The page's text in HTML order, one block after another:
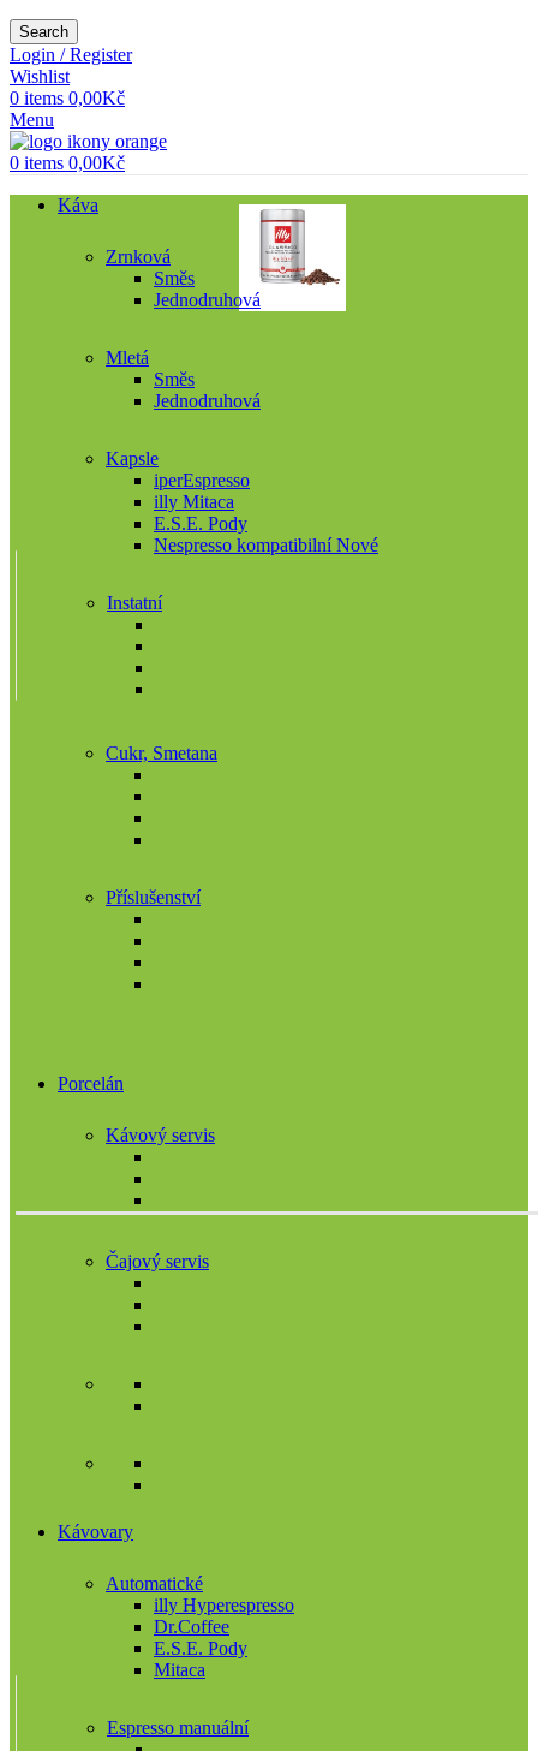
Search
Login / Register
Wishlist
0 items 0,00Kč
Menu
0 items 0,00Kč
Káva
Zrnková
Směs
Jednodruhová
Mletá
Směs
Jednodruhová
Kapsle
iperEspresso
illy Mitaca
E.S.E. Pody
Nespresso kompatibilníNové
Instatní
Cukr, Smetana
Příslušenství
Porcelán
Kávový servis
Čajový servis
Kávovary
Automatické
illy Hyperespresso
Dr.Coffee
E.S.E. Pody
Mitaca
Espresso manuální